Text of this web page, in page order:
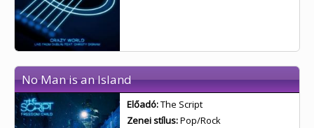
No Man is an Island
Előadó:The Script
Zenei stílus:Pop/Rock